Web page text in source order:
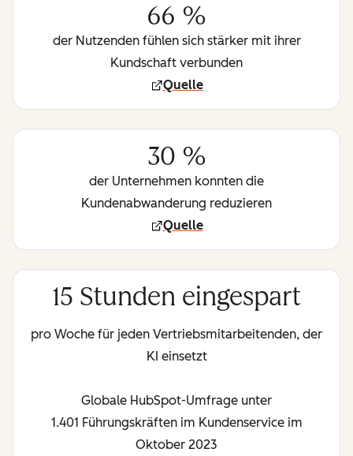
66 %
der Nutzenden fühlen sich stärker mit ihrer
Kundschaft verbunden
Quelle
30 %
der Unternehmen konnten die
Kundenabwanderung reduzieren
Quelle
15 Stunden eingespart
pro Woche für jeden Vertriebsmitarbeitenden, der
KI einsetzt
Globale HubSpot-Umfrage unter
1.401 Führungskräften im Kundenservice im
Oktober 2023